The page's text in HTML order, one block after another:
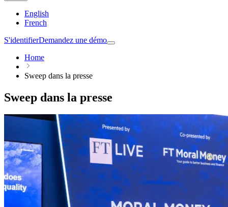
English
French
S'identifierDemandez une démo
Home
Sweep dans la presse
Sweep dans la presse